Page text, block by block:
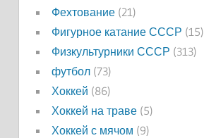
Фехтование(21)
Фигурное катание СССР (15)
Физкультурники СССР (313)
футбол(73)
Хоккей (86)
Хоккей на траве(5)
Хоккей с мячом (9)